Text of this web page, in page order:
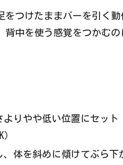
をつけたままバーを引く
背中を使う感覚をつかむの
よりやや低い位置にセット
、体を斜めに傾けてぶら下